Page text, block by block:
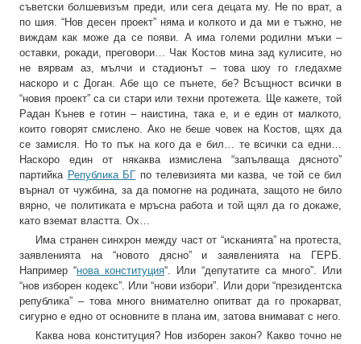
съветски болшевизъм преди, или сега децата му. Не по врат, а
по шия. “Нов десен проект” няма и колкото и да ми е тъжно, не
виждам как може да се появи. А има големи родилни мъки –
оставки, рокади, преговори… Чак Костов мина зад кулисите, но
не вярвам аз, мълчи и стадионът – това шоу го гледахме
наскоро и с Доган. Абе що се пънете, бе? Всъщност всички в
“новия проект” са си стари или техни протежета. Ще кажете, той
Радан Кънев е готин – наистина, така е, и е един от малкото,
които говорят смислено. Ако не беше човек на Костов, щях да
се замисля. Но то пък на кого да е бил… те всички са едни…
Наскоро един от някаква измислена “запълваща дясното”
партийка Република БГ по телевизията ми казва, че той се бил
върнал от чужбина, за да помогне на родината, защото не било
вярно, че политиката е мръсна работа и той щял да го докаже,
като вземат властта. Ох…
Има странен синхрон между част от “исканията” на протеста,
заявленията на “новото дясно” и заявленията на ГЕРБ.
Например “нова конституция“. Или “депутатите са много”. Или
“нов изборен кодекс”. Или “нови избори”. Или дори “президентска
република” – това много внимателно опитват да го прокарват,
сигурно е едно от основните в плана им, затова внимават с него.
Каква нова конституция? Нов изборен закон? Какво точно не